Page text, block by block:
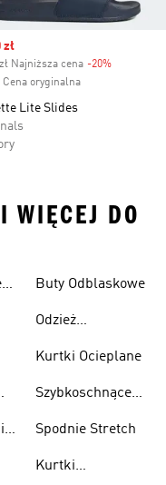
zł
Najniższa cena -20%
Cena oryginalna
Lite Slides
WIĘCEJ DO
Buty Odblaskowe
Odzież
Kurtki Ocieplane
Szybkoschnące
Spodnie Stretch
Kurtki